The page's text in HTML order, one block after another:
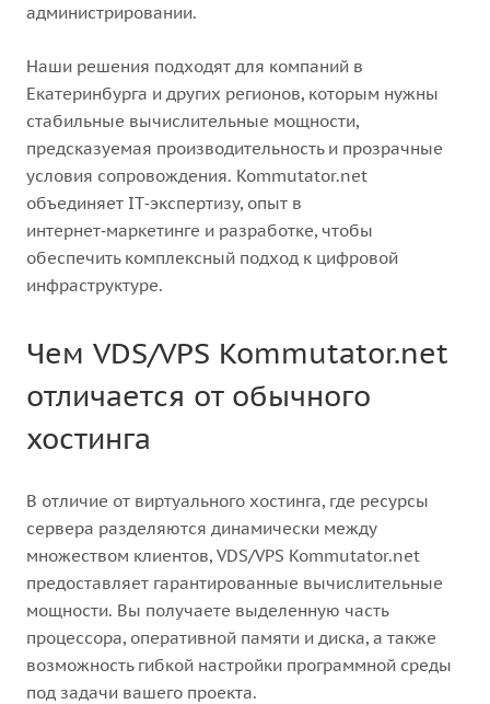
администрировании.
Наши решения подходят для компаний в
Екатеринбурга и других регионов, которым нужны
стабильные вычислительные мощности,
предсказуемая производительность и прозрачные
условия сопровождения. Kommutator.net
объединяет IT‑экспертизу, опыт в
интернет‑маркетинге и разработке, чтобы
обеспечить комплексный подход к цифровой
инфраструктуре.
Чем VDS/VPS Kommutator.net
отличается от обычного
хостинга
В отличие от виртуального хостинга, где ресурсы
сервера разделяются динамически между
множеством клиентов, VDS/VPS Kommutator.net
предоставляет гарантированные вычислительные
мощности. Вы получаете выделенную часть
процессора, оперативной памяти и диска, а также
возможность гибкой настройки программной среды
под задачи вашего проекта.